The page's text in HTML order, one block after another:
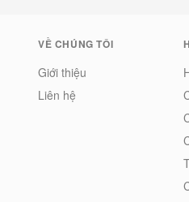
VỀ CHÚNG TÔI
Giới thiệu
Liên hệ